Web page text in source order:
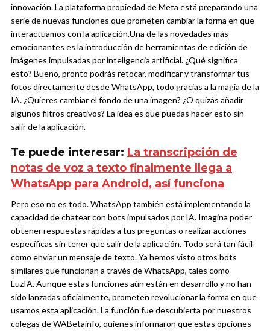
innovación. La plataforma propiedad de Meta está preparando una
serie de nuevas funciones que prometen cambiar la forma en que
interactuamos con la aplicación.Una de las novedades más
emocionantes es la introducción de herramientas de edición de
imágenes impulsadas por inteligencia artificial. ¿Qué significa
esto? Bueno, pronto podrás retocar, modificar y transformar tus
fotos directamente desde WhatsApp, todo gracias a la magia de la
IA. ¿Quieres cambiar el fondo de una imagen? ¿O quizás añadir
algunos filtros creativos? La idea es que puedas hacer esto sin
salir de la aplicación.
Te puede interesar: La transcripción de
notas de voz a texto finalmente llega a
WhatsApp para Android, así funciona
Pero eso no es todo. WhatsApp también está implementando la
capacidad de chatear con bots impulsados por IA. Imagina poder
obtener respuestas rápidas a tus preguntas o realizar acciones
específicas sin tener que salir de la aplicación. Todo será tan fácil
como enviar un mensaje de texto. Ya hemos visto otros bots
similares que funcionan a través de WhatsApp, tales como
LuzIA.Aunque estas funciones aún están en desarrollo y no han
sido lanzadas oficialmente, prometen revolucionar la forma en que
usamos esta aplicación. La función fue descubierta por nuestros
colegas de WABetainfo, quienes informaron que estas opciones